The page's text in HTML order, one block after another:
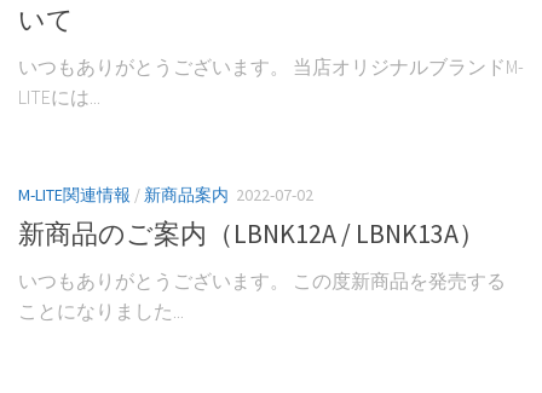
いて
いつもありがとうございます。 当店オリジナルブランドM-
LITEには...
M-LITE関連情報 / 新商品案内 2022-07-02
新商品のご案内（LBNK12A / LBNK13A）
いつもありがとうございます。 この度新商品を発売する
ことになりました...